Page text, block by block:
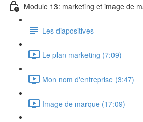
Module 13: marketing et image de
Les diapositives
Le plan marketing (7:09)
Mon nom d'entreprise (3:47)
Image de marque (17:09)